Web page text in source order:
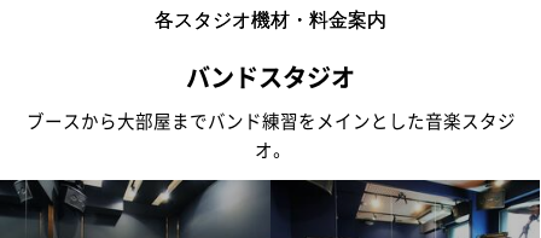
各スタジオ機材・料金案内
バンドスタジオ
ブースから大部屋までバンド練習をメインとした音楽スタジ
オ。